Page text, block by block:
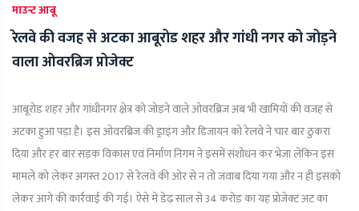
माउन्ट आबू
रेलवे की वजह से अटका आबूरोड शहर और गांधी नगर को जोड़ने
वाला ओवरब्रिज प्रोजेक्ट
आबूरोड शहर और गांधीनगर क्षेत्र को जोड़ने वाले ओवरब्रिज अब भी खामियों की वजह से
अटका हुआ पड़ा है। इस ओवरब्रिज की ड्राइंग और डिजायन को रेलवे ने चार बार ठुकरा
दिया और हर बार सड़क विकास एवं निर्माण निगम ने इसमें संशोधन कर भेजा लेकिन इस
मामले को लेकर अगस्त 2017 से रेलवे की ओर से न तो जवाब दिया गया और न ही इसको
लेकर आगे की कार्रवाई की गई। ऐसे में डेढ़ साल से 34 करोड़ का यह प्रोजेक्ट अट का